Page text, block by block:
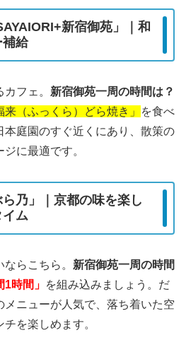
新宿御苑」｜和
補給
フェ。 新宿御苑一周の時間は？
来（ふっくら）どら焼き」
を食べ
本庭園のすぐ近くにあり、散策の
に最適です。
乃」｜京都の味を楽し
イム
らこちら。 新宿御苑一周の時間
1時間」 を組み込みましょう。だ
メニューが人気で、落ち着いた空
を楽しめます。